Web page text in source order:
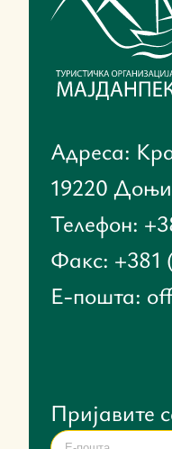
Адреса:
19220
Телефон:
Факс: +381
Е-пошта:
Пријавите